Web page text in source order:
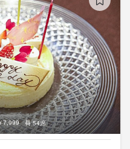
7,999 54席